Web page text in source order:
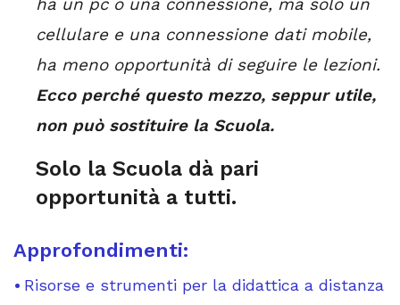
ha un pc o una connessione, ma solo un
cellulare e una connessione dati mobile,
ha meno opportunità di seguire le lezioni.
Ecco perché questo mezzo, seppur utile,
non può sostituire la Scuola.
Solo la Scuola dà pari
opportunità a tutti.
Approfondimenti:
Risorse e strumenti per la didattica a distanza